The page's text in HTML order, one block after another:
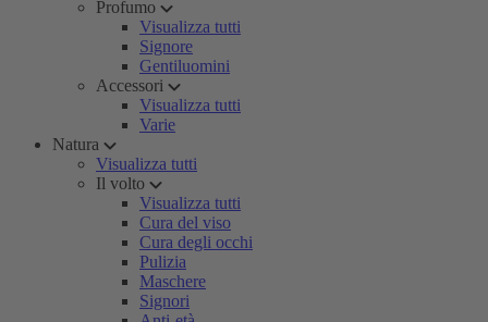
Profumo
Visualizza tutti
Signore
Gentiluomini
Accessori
Visualizza tutti
Varie
Natura
Visualizza tutti
Il volto
Visualizza tutti
Cura del viso
Cura degli occhi
Pulizia
Maschere
Signori